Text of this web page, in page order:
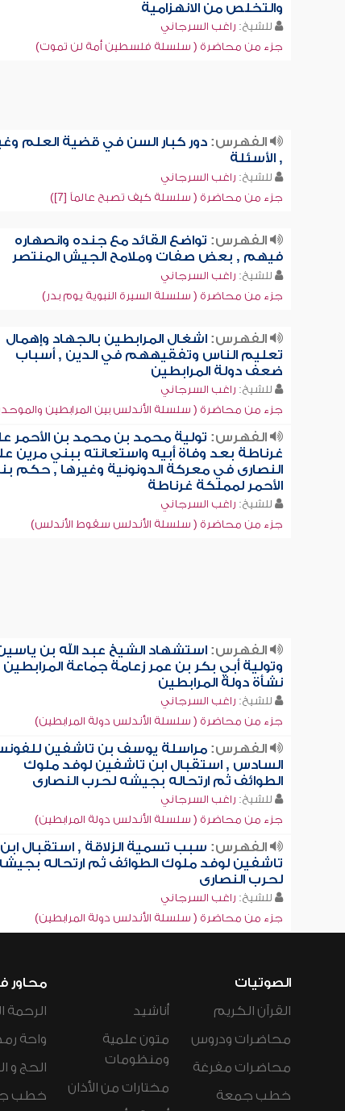
والتخلص من الانهزامية
للشيخ: راغب السرجاني
جزء من محاضرة ( سلسلة فلسطين أمة لن تموت)
الفهرس:دور كبار السن في قضية العلم
, الأسئلة
للشيخ: راغب السرجاني
جزء من محاضرة ( سلسلة كيف تصبح عالماً [7])
الفهرس: تواضع القائد مع جنده وانصهاره
فيهم , بعض صفات وملامح الجيش المنتصر
للشيخ: راغب السرجاني
جزء من محاضرة ( سلسلة السيرة النبوية يوم بدر)
الفهرس:اشغال المرابطين بالجهاد وإهمال
تعليم الناس وتفقيههم في الدين , أسباب
ضعف دولة المرابطين
للشيخ: راغب السرجاني
جزء من محاضرة ( سلسلة الأندلس بين المرابطين
الفهرس: تولية محمد بن محمد بن الأحمر
غرناطة بعد وفاة أبيه واستعانته ببني مرين
النصارى في معركة الدونونية وغيرها , حكم
الأحمر لمملكة غرناطة
للشيخ: راغب السرجاني
جزء من محاضرة ( سلسلة الأندلس سقوط الأندلس)
الفهرس:استشهاد الشيخ عبد الله بن
وتولية أبي بكر بن عمر زعامة جماعة المرابطين
نشأة دولة المرابطين
للشيخ: راغب السرجاني
جزء من محاضرة ( سلسلة الأندلس دولة المرابطين)
الفهرس:مراسلة يوسف بن تاشفين
السادس , استقبال ابن تاشفين لوفد ملوك
الطوائف ثم ارتحاله بجيشه لحرب النصارى
للشيخ: راغب السرجاني
جزء من محاضرة ( سلسلة الأندلس دولة المرابطين)
الفهرس: سبب تسمية الزلاقة , استقبال ابن
تاشفين لوفد ملوك الطوائف ثم ارتحاله
لحرب النصارى
للشيخ: راغب السرجاني
جزء من محاضرة ( سلسلة الأندلس دولة المرابطين)
الصوتيات
القرآن الكريم
محاضرات ودروس
محاضرات مفرغة
خطب جمعة
أناشيد
متون علمية
ومنظومات
مختارات من الأذان
محاور
الرحمة
واحة
الحج و
خطب